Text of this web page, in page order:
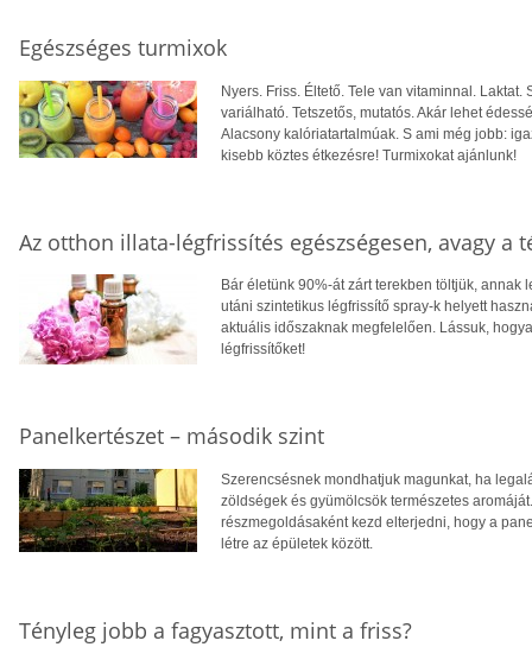
Egészséges turmixok
Nyers. Friss. Éltető. Tele van vitaminnal.
variálható. Tetszetős, mutatós. Akár lehet
Alacsony kalóriatartalmúak. S ami még jobb:
kisebb köztes étkezésre! Turmixokat ajánlunk!
Az otthon illata-légfrissítés egészségesen, avagy a
Bár életünk 90%-át zárt terekben töltjük,
utáni szintetikus légfrissítő spray-k helyett
aktuális időszaknak megfelelően. Lássuk,
légfrissítőket!
Panelkertészet – második szint
Szerencsésnek mondhatjuk magunkat, ha
zöldségek és gyümölcsök természetes
részmegoldásaként kezd elterjedni, hogy a
létre az épületek között.
Tényleg jobb a fagyasztott, mint a friss?